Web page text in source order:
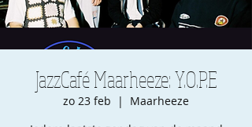
JazzCafé Maarheeze: Y.O.P.E
zo 23 feb
  |
Maarheeze